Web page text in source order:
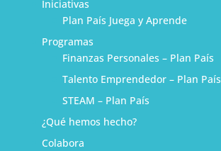
Iniciativas
Plan País Juega y Aprende
Programas
Finanzas Personales – Plan País
Talento Emprendedor – Plan País
STEAM – Plan País
¿Qué hemos hecho?
Colabora